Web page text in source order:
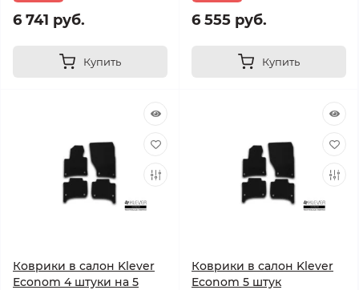
6 741 руб.
Купить
6 555 руб.
Купить
Коврики в салон Klever
Econom 4 штуки на 5
Коврики в салон Klever
Econom 5 штук